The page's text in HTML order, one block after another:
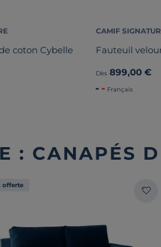
coton Cybelle
CAMIF
Fauteuil
Dès 899,00 €
Français
: CANAPÉS
offerte